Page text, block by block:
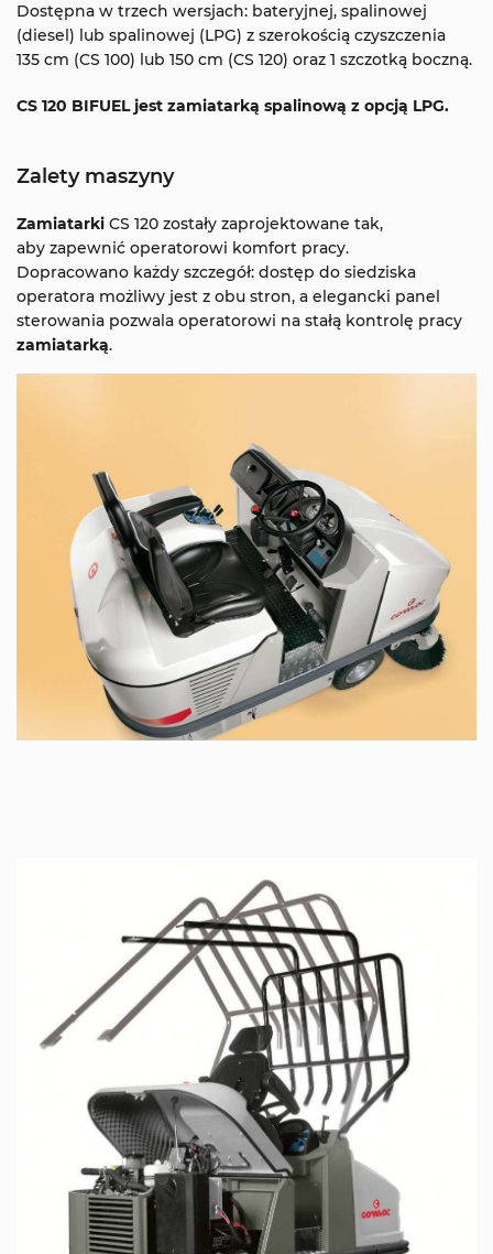
Dostępna w trzech wersjach: bateryjnej, spalinowej
(diesel) lub spalinowej (LPG) z szerokością czyszczenia
135 cm (CS 100) lub 150 cm (CS 120) oraz 1 szczotką boczną.
CS 120 BIFUEL jest zamiatarką spalinową z opcją LPG.
Zalety maszyny
Zamiatarki CS 120 zostały zaprojektowane tak,
aby zapewnić operatorowi komfort pracy.
Dopracowano każdy szczegół: dostęp do siedziska
operatora możliwy jest z obu stron, a elegancki panel
sterowania pozwala operatorowi na stałą kontrolę pracy
zamiatarką.